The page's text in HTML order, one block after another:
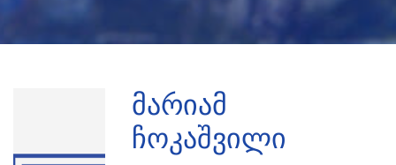
მარიამ
ჩოკაშვილი